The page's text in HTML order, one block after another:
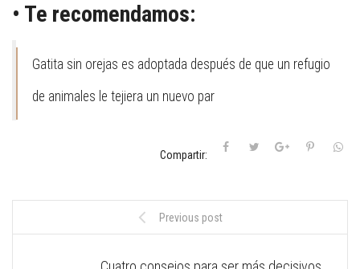
• Te recomendamos:
Gatita sin orejas es adoptada después de que un refugio
de animales le tejiera un nuevo par
Compartir:
Previous post